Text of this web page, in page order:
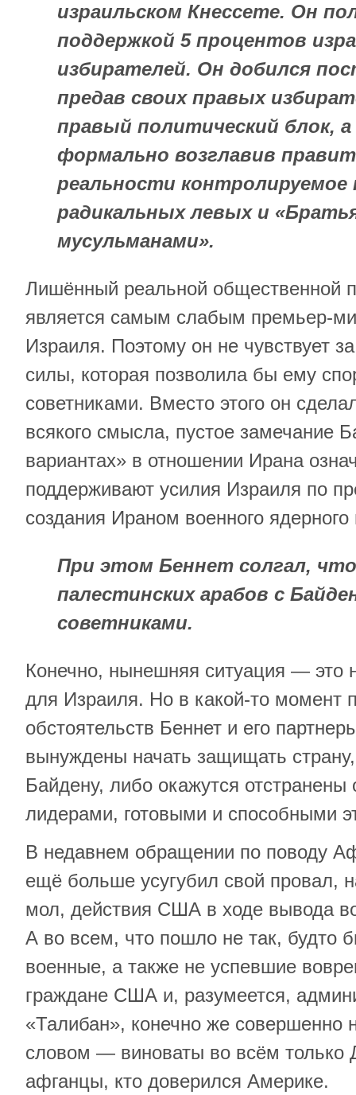
израильском Кнессете. Он
поддержкой 5 процентов
избирателей. Он добился
предав своих правых
правый политический блок,
формально возглавив
реальности
радикальных левых и
мусульманами».
Лишённый реальной общественной
является самым слабым премьер-
Израиля. Поэтому он не чувствует
силы, которая позволила бы ему
советниками. Вместо этого он
всякого смысла, пустое замечание
вариантах» в отношении Ирана
поддерживают усилия Израиля по
создания Ираном военного ядерного
При этом Беннет солгал,
палестинских арабов с
советниками.
Конечно, нынешняя ситуация — это
для Израиля. Но в какой-то момент
обстоятельств Беннет и его
вынуждены начать защищать
Байдену, либо окажутся
лидерами, готовыми и способными
В недавнем обращении по поводу
ещё больше усугубил свой провал,
мол, действия США в ходе вывода
А во всем, что пошло не так, будто
военные, а также не успевшие
граждане США и, разумеется,
«Талибан», конечно же
словом — виноваты во всём только
афганцы, кто доверился Америке.